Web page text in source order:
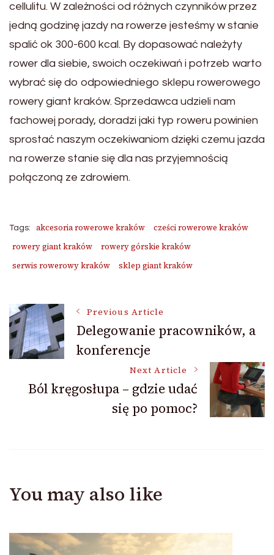
cellulitu. W zależności od różnych czynników przez
jedną godzinę jazdy na rowerze jesteśmy w stanie
spalić ok 300-600 kcal. By dopasować należyty
rower dla siebie, swoich oczekiwań i potrzeb warto
wybrać się do odpowiedniego sklepu rowerowego
rowery giant kraków. Sprzedawca udzieli nam
fachowej porady, doradzi jaki typ roweru powinien
sprostać naszym oczekiwaniom dzięki czemu jazda
na rowerze stanie się dla nas przyjemnością
połączoną ze zdrowiem.
Tags: akcesoria rowerowe kraków
cześci rowerowe kraków
rowery giant kraków
rowery górskie kraków
serwis rowerowy kraków
sklep giant kraków
Post
Navigation
Previous Article
Delegowanie pracowników, a
konferencje
Next Article
Ból kręgosłupa – gdzie udać
się po pomoc?
You may also like